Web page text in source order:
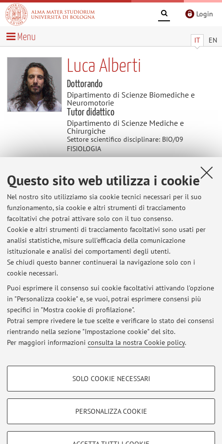
Questo sito web utilizza i cookie
Nel nostro sito utilizziamo sia cookie tecnici necessari per il suo
funzionamento, sia cookie e altri strumenti di tracciamento
facoltativi che potrai attivare solo con il tuo consenso.
Cookie e altri strumenti di tracciamento facoltativi sono usati per
analisi statistiche, misure sull'efficacia della comunicazione
istituzionale e analisi dei comportamenti degli utenti.
Se chiudi questo banner continuerai la navigazione solo con i
cookie necessari.
Puoi esprimere il consenso sui cookie facoltativi attivando l'opzione
in "Personalizza cookie" e, se vuoi, potrai esprimere consensi più
specifici in "Mostra cookie di profilazione".
Potrai sempre rivedere le tue scelte e verificare lo stato dei consensi
rientrando nella sezione "Impostazione cookie" del sito.
Per maggiori informazioni consulta la nostra Cookie policy.
COOKIE DI PROFILAZIONE - FACOLTATIVI
COOKIE TECNICI - NECESSARI
SOLO COOKIE NECESSARI
PERSONALIZZA COOKIE
Login
IT EN
Menu
Luca Alberti
Dottorando
Dipartimento di Scienze Biomediche e
Neuromotorie
Tutor didattico
Dipartimento di Scienze Mediche e
Chirurgiche
Settore scientifico disciplinare: BIO/09
FISIOLOGIA
Contatti
E-mail: luca.alberti11@unibo.it
Dipartimento di Scienze Biomediche e Neuromotorie
Via Massarenti 9, Bologna -
Vai alla mappa
Ultimi avvisi
Al momento non sono presenti avvisi.
Area riservata
Accedi tramiteloginper gestire tutti i contenuti del sito.